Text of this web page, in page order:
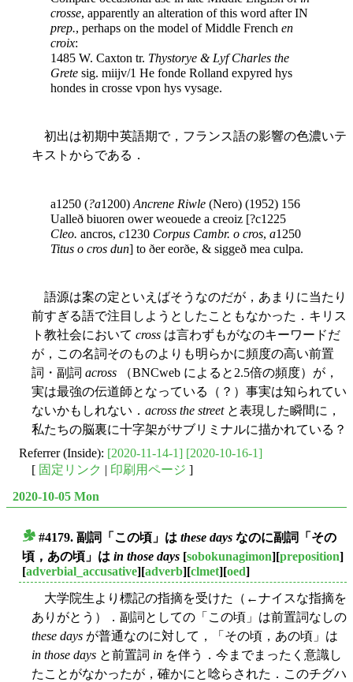
crosse, apparently an alteration of this word after IN
prep., perhaps on the model of Middle French en
croix:
1485 W. Caxton tr. Thystorye & Lyf Charles the
Grete sig. miijv/1 He fonde Rolland expyred hys
hondes in crosse vpon hys vysage.
初出は初期中英語期で，フランス語の影響の色濃いテ
キストからである．
a1250 (?a1200) Ancrene Riwle (Nero) (1952) 156
Ualleð biuoren ower weouede a creoiz [?c1225
Cleo. ancros, c1230 Corpus Cambr. o cros, a1250
Titus o cros dun] to ðer eorðe, & siggeð mea culpa.
語源は案の定といえばそうなのだが，あまりに当たり
前すぎる語で注目しようとしたこともなかった．キリス
ト教社会において cross は言わずもがなのキーワードだ
が，この名詞そのものよりも明らかに頻度の高い前置
詞・副詞 across （BNCweb によると2.5倍の頻度）が，
実は最強の伝道師となっている（？）事実は知られてい
ないかもしれない． across the streetと表現した瞬間に，
私たちの脳裏に十字架がサブリミナルに描かれている？
Referrer (Inside): [2020-11-14-1] [2020-10-16-1]
[ 固定リンク | 印刷用ページ ]
2020-10-05 Mon
#4179. 副詞「この頃」は these days なのに副詞「その
頃，あの頃」は in those days [sobokunagimon][preposition]
[adverbial_accusative][adverb][clmet][oed]
大学院生より標記の指摘を受けた（←ナイスな指摘を
ありがとう）．副詞としての「この頃」は前置詞なしの
these days が普通なのに対して，「その頃，あの頃」は
in those days と前置詞 in を伴う．今までまったく意識し
たことがなかったが，確かにと唸らされた．このチグハ